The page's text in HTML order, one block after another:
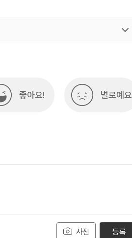
좋아요! 별로예요
사진 등록